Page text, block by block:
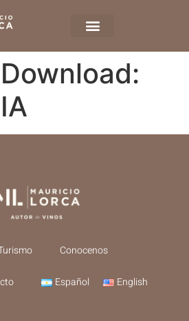
Conocenos
Español English